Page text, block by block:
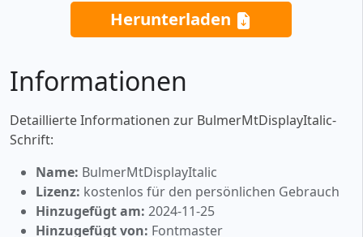
Herunterladen
Informationen
Detaillierte Informationen zur BulmerMtDisplayItalic-
Schrift:
Name: BulmerMtDisplayItalic
Lizenz: kostenlos für den persönlichen Gebrauch
Hinzugefügt am: 2024-11-25
Hinzugefügt von: Fontmaster